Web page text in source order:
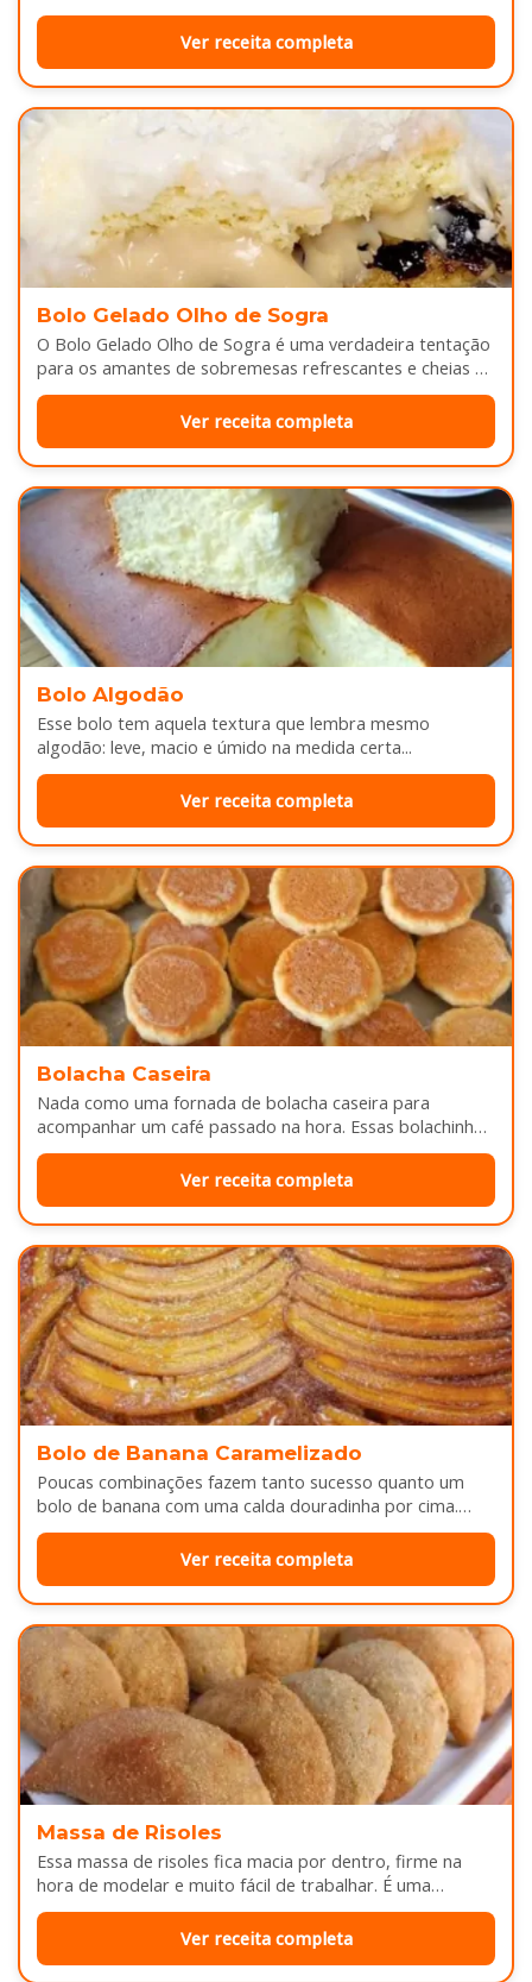
derretendo por cima...
Ver receita completa
Bolo Gelado Olho de Sogra
O Bolo Gelado Olho de Sogra é uma verdadeira tentação
para os amantes de sobremesas refrescantes e cheias de
sabor...
Ver receita completa
Bolo Algodão
Esse bolo tem aquela textura que lembra mesmo
algodão: leve, macio e úmido na medida certa...
Ver receita completa
Bolacha Caseira
Nada como uma fornada de bolacha caseira para
acompanhar um café passado na hora. Essas bolachinhas
ficam levemente douradas por…
Ver receita completa
Bolo de Banana Caramelizado
Poucas combinações fazem tanto sucesso quanto um
bolo de banana com uma calda douradinha por cima.
Enquanto assa, aquele cheirinho…
Ver receita completa
Massa de Risoles
Essa massa de risoles fica macia por dentro, firme na
hora de modelar e muito fácil de trabalhar. É uma…
Ver receita completa